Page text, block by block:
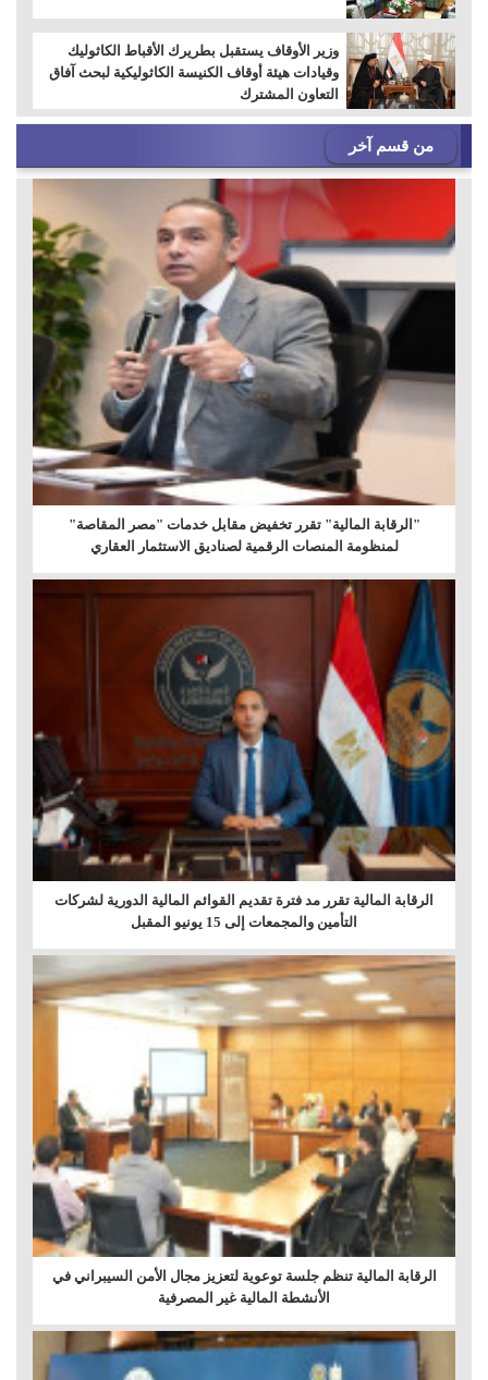
وزير الأوقاف يستقبل بطريرك الأقباط الكاثوليك
وقيادات هيئة أوقاف الكنيسة الكاثوليكية لبحث آفاق
التعاون المشترك
من قسم آخر
"الرقابة المالية" تقرر تخفيض مقابل خدمات "مصر المقاصة"
لمنظومة المنصات الرقمية لصناديق الاستثمار العقاري
الرقابة المالية تقرر مد فترة تقديم القوائم المالية الدورية لشركات
التأمين والمجمعات إلى 15 يونيو المقبل
الرقابة المالية تنظم جلسة توعوية لتعزيز مجال الأمن السيبراني في
الأنشطة المالية غير المصرفية